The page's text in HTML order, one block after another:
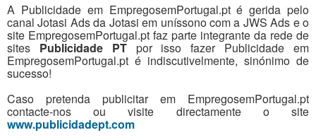
A Publicidade em EmpregosemPortugal.pt é gerida pelo
canal Jotasi Ads da Jotasi em uníssono com a JWS Ads e o
site EmpregosemPortugal.pt faz parte integrante da rede de
sites Publicidade PTpor isso fazer Publicidade em
EmpregosemPortugal.pt é indiscutivelmente, sinónimo de
sucesso!
Caso pretenda publicitar em EmpregosemPortugal.pt
contacte-nos ou visite directamente o site
www.publicidadept.com